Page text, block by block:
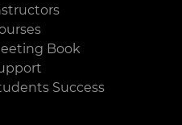
Book
Success